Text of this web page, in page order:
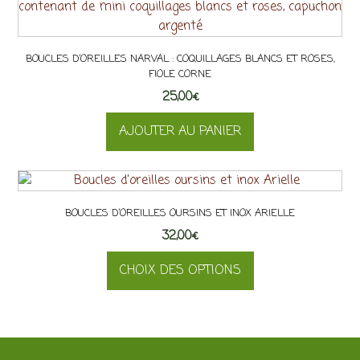
la
page
du
produit
a
plusieurs
Les
options
peuvent
être
choisies
la
du
produit
BOUCLES D’OREILLES NARVAL : COQUILLAGES BLANCS ET ROSES,
FIOLE CORNE
25,00€
AJOUTER AU PANIER
BOUCLES D’OREILLES OURSINS ET INOX ARIELLE
32,00€
CHOIX DES OPTIONS
a